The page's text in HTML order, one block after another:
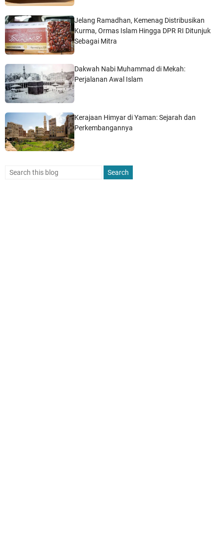
Jelang Ramadhan, Kemenag Distribusikan
Kurma, Ormas Islam Hingga DPR RI Ditunjuk
Sebagai Mitra
Dakwah Nabi Muhammad di Mekah:
Perjalanan Awal Islam
Kerajaan Himyar di Yaman: Sejarah dan
Perkembangannya